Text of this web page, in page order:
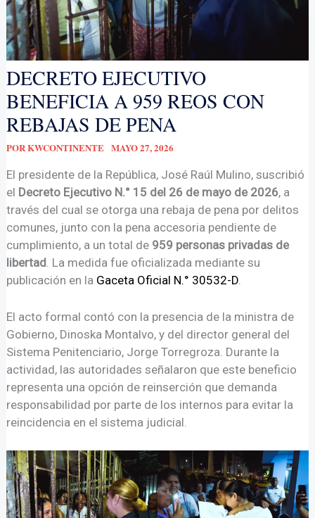
DECRETO EJECUTIVO
BENEFICIA A 959 REOS CON
REBAJAS DE PENA
PORKWCONTINENTE MAYO 27, 2026
El presidente de la República, José Raúl Mulino, suscribió
el Decreto Ejecutivo N.° 15 del 26 de mayo de 2026, a
través del cual se otorga una rebaja de pena por delitos
comunes, junto con la pena accesoria pendiente de
cumplimiento, a un total de 959 personas privadas de
libertad . La medida fue oficializada mediante su
publicación en la Gaceta Oficial N.° 30532-D
El acto formal contó con la presencia de la ministra de
Gobierno, Dinoska Montalvo, y del director general del
Sistema Penitenciario, Jorge Torregroza. Durante la
actividad, las autoridades señalaron que este beneficio
representa una opción de reinserción que demanda
responsabilidad por parte de los internos para evitar la
reincidencia en el sistema judicial.